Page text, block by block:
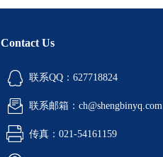
Contact Us
联系QQ：627718824
联系邮箱：ch@shengbinyq.com
传真：021-54161159